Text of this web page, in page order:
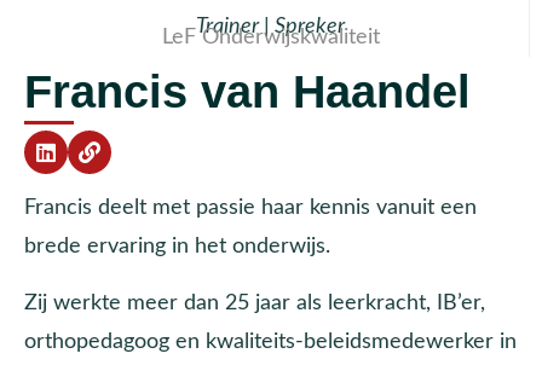
Trainer | Spreker
LeF Onderwijskwaliteit
Francis van Haandel
Francis deelt met passie haar kennis vanuit een
brede ervaring in het onderwijs.
Zij werkte meer dan 25 jaar als leerkracht, IB’er,
orthopedagoog en kwaliteits-beleidsmedewerker in